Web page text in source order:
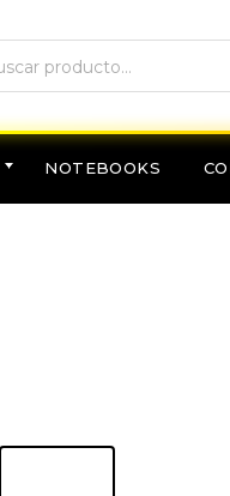
NOTEBOOKS